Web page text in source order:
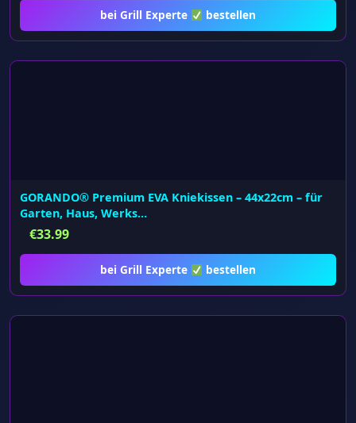
bei Grill Experte bestellen
GORANDO® Premium EVA Kniekissen – 44x22cm – für
Garten, Haus, Werks…
€33.99
bei Grill Experte bestellen